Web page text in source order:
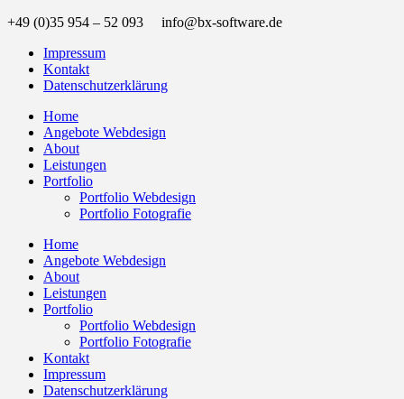
+49 (0)35 954 – 52 093 info@bx-software.de
Impressum
Kontakt
Datenschutzerklärung
Home
Angebote Webdesign
About
Leistungen
Portfolio
Portfolio Webdesign
Portfolio Fotografie
Home
Angebote Webdesign
About
Leistungen
Portfolio
Portfolio Webdesign
Portfolio Fotografie
Kontakt
Impressum
Datenschutzerklärung